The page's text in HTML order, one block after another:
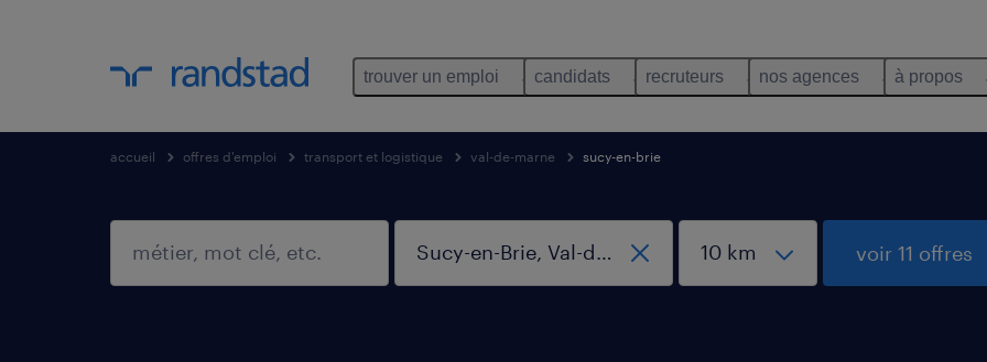
trouver un emploi candidats recruteurs nos agences à propos
accueil offres d'emploi transport et logistique val-de-marne sucy-en-brie
voir 11 offres